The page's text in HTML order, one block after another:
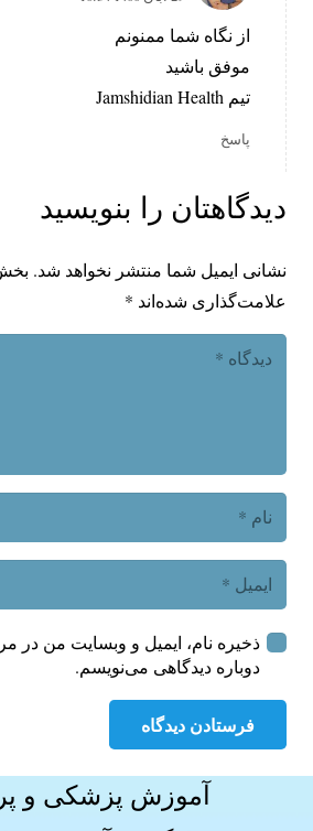
از نگاه شما ممنونم
موفق باشید
تیم Jamshidian Health
پاسخ
دیدگاهتان را بنویسید
نشانی ایمیل شما منتشر نخواهد شد.
علامت‌گذاری شده‌اند *
ذخیره نام، ایمیل و وبسایت من در
دوباره دیدگاهی می‌نویسم.
فرستادن دیدگاه
آموزش پزشکی و